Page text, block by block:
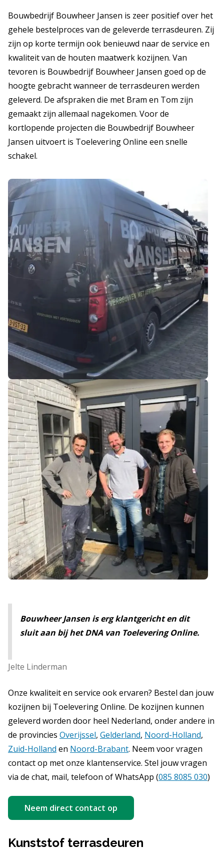
Bouwbedrijf Bouwheer Jansen is zeer positief over het
gehele bestelproces van de geleverde terrasdeuren. Zij
zijn op korte termijn ook benieuwd naar de service en
kwaliteit van de houten maatwerk kozijnen. Van
tevoren is Bouwbedrijf Bouwheer Jansen goed op de
hoogte gebracht wanneer de terrasdeuren werden
geleverd. De afspraken die met Bram en Tom zijn
gemaakt zijn allemaal nagekomen. Voor de
kortlopende projecten die Bouwbedrijf Bouwheer
Jansen uitvoert is Toelevering Online een snelle
schakel.
Bouwheer Jansen is erg klantgericht en dit
sluit aan bij het DNA van Toelevering Online.
Jelte Linderman
Onze kwaliteit en service ook ervaren? Bestel dan jouw
kozijnen bij Toelevering Online. De kozijnen kunnen
geleverd worden door heel Nederland, onder andere in
de provincies Overijssel, Gelderland, Noord-Holland,
Zuid-Holland en Noord-Brabant. Neem voor vragen
contact op met onze klantenservice. Stel jouw vragen
via de chat, mail, telefoon of WhatsApp (085 8085 030)
Neem direct contact op
Kunststof terrasdeuren